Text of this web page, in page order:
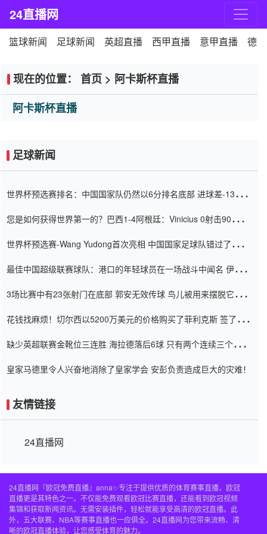
24直播网
篮球新闻 足球新闻 英超直播 西甲直播 意甲直播 德
现在的位置： 首页 > 阿卡斯杯直播
阿卡斯杯直播
足球新闻
世界杯预选赛排名：中国国家队仍然以6分排名底部 进球差-13令人
您是如何获得世界第一的？巴西1-4阿根廷：Vinicius 0射击90分钟
世界杯预选赛-Wang Yudong首次亮相 中国国家足球队错过了世界
最佳中国超级联赛球队：港口的年轻球员在一场战斗中闻名 伊万放
3场比赛中有23张射门在底部 郭安无效传球 鸟儿被用来摆脱它
花钱找麻烦！切尔西以5200万美元的价格购买了菲利克斯 签了7年
缺少英超联赛金靴位三连胜 海拉德落后6球 只有两个连续三个连续
皇家马德里令人兴奋地消除了皇家学会 安彭负责造成巨大的灾难！
友情链接
24直播网
24直播网『欧冠免费直播』anna✨专注于提供优质的体育赛事直播，欧冠
直播更是其特色之一。不仅能免费观看欧冠比赛直播，还能看到欧冠视频
集锦和获取新闻资讯。无需安装插件，轻松就能享受高清的欧冠直播。此
外，五大联赛、NBA等赛事直播也一应俱全。24直播网为您带来流畅、清
晰的欧冠直播体验，让您感受体育的魅力。